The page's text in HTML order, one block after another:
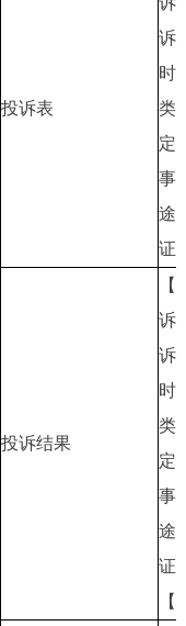
投诉表
诉
时
类
定
事
途
证
投诉结果
诉
诉
时
类
定
事
途
证